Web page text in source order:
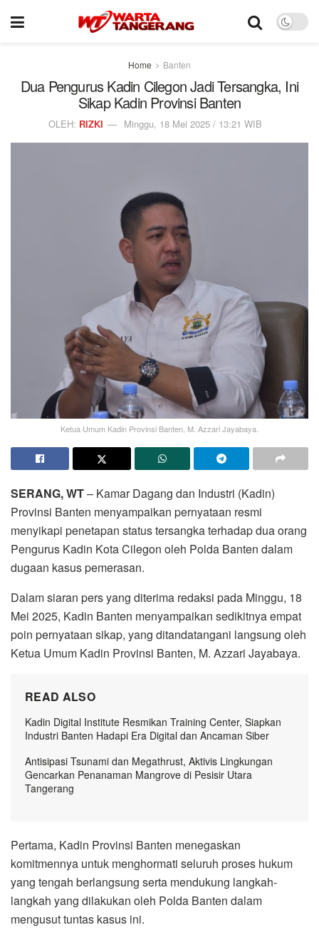
Home Banten
Dua Pengurus Kadin Cilegon Jadi Tersangka, Ini
Sikap Kadin Provinsi Banten
OLEH: RIZKI Minggu, 18 Mei 2025 / 13:21 WIB
Ketua Umum Kadin Provinsi Banten, M. Azzari Jayabaya.
SERANG, WT– Kamar Dagang dan Industri (Kadin)
Provinsi Banten menyampaikan pernyataan resmi
menyikapi penetapan status tersangka terhadap dua orang
Pengurus Kadin Kota Cilegon oleh Polda Banten dalam
dugaan kasus pemerasan.
Dalam siaran pers yang diterima redaksi pada Minggu, 18
Mei 2025, Kadin Banten menyampaikan sedikitnya empat
poin pernyataan sikap, yang ditandatangani langsung oleh
Ketua Umum Kadin Provinsi Banten, M. Azzari Jayabaya.
READ ALSO
Kadin Digital Institute Resmikan Training Center, Siapkan
Industri Banten Hadapi Era Digital dan Ancaman Siber
Antisipasi Tsunami dan Megathrust, Aktivis Lingkungan
Gencarkan Penanaman Mangrove di Pesisir Utara
Tangerang
Pertama, Kadin Provinsi Banten menegaskan
komitmennya untuk menghormati seluruh proses hukum
yang tengah berlangsung serta mendukung langkah-
langkah yang dilakukan oleh Polda Banten dalam
mengusut tuntas kasus ini.